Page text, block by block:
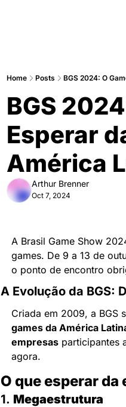
Home Posts BGS 2024: O
BGS
Esperar
América
Arthur Brenner
Oct 7, 2024
A Brasil Game Show
games. De 9 a 13 de
o ponto de encontro
A Evolução da BGS:
Criada em 2009, a BGS
games da América
empresas participantes
agora.
O que esperar
1. Megaestrutura